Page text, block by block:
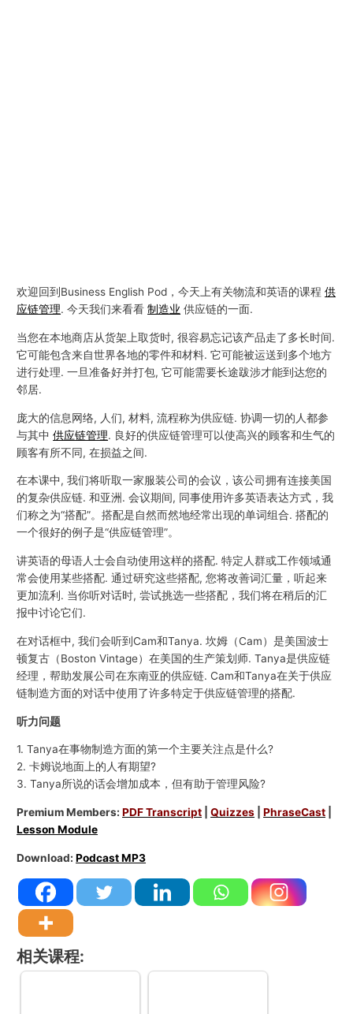
欢迎回到Business English Pod，今天上有关物流和英语的课程供
应链管理. 今天我们来看看制造业 供应链的一面.
当您在本地商店从货架上取货时, 很容易忘记该产品走了多长时间.
它可能包含来自世界各地的零件和材料. 它可能被运送到多个地方
进行处理. 一旦准备好并打包, 它可能需要长途跋涉才能到达您的
邻居.
庞大的信息网络, 人们, 材料, 流程称为供应链. 协调一切的人都参
与其中供应链管理. 良好的供应链管理可以使高兴的顾客和生气的
顾客有所不同, 在损益之间.
在本课中, 我们将听取一家服装公司的会议，该公司拥有连接美国
的复杂供应链. 和亚洲. 会议期间, 同事使用许多英语表达方式，我
们称之为“搭配”。搭配是自然而然地经常出现的单词组合. 搭配的
一个很好的例子是“供应链管理”。
讲英语的母语人士会自动使用这样的搭配. 特定人群或工作领域通
常会使用某些搭配. 通过研究这些搭配, 您将改善词汇量，听起来
更加流利. 当你听对话时, 尝试挑选一些搭配，我们将在稍后的汇
报中讨论它们.
在对话框中, 我们会听到Cam和Tanya. 坎姆（Cam）是美国波士
顿复古（Boston Vintage）在美国的生产策划师. Tanya是供应链
经理，帮助发展公司在东南亚的供应链. Cam和Tanya在关于供应
链制造方面的对话中使用了许多特定于供应链管理的搭配.
听力问题
1. Tanya在事物制造方面的第一个主要关注点是什么?
2. 卡姆说地面上的人有期望?
3. Tanya所说的话会增加成本，但有助于管理风险?
Premium Members:PDF Transcript |Quizzes |PhraseCast
Lesson Module
Download:Podcast MP3
相关课程: